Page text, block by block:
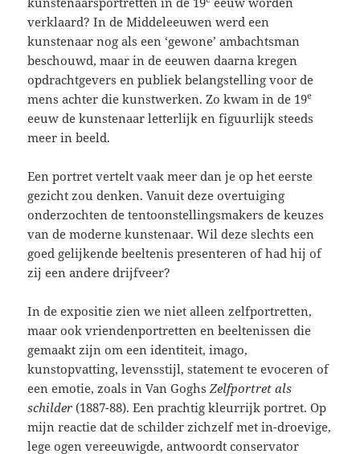
verklaard? In de Middeleeuwen werd een
kunstenaar nog als een ‘gewone’ ambachtsman
beschouwd, maar in de eeuwen daarna kregen
opdrachtgevers en publiek belangstelling voor de
mens achter die kunstwerken. Zo kwam in de 19e
eeuw de kunstenaar letterlijk en figuurlijk steeds
meer in beeld.
Een portret vertelt vaak meer dan je op het eerste
gezicht zou denken. Vanuit deze overtuiging
onderzochten de tentoonstellingsmakers de keuzes
van de moderne kunstenaar. Wil deze slechts een
goed gelijkende beeltenis presenteren of had hij of
zij een andere drijfveer?
In de expositie zien we niet alleen zelfportretten,
maar ook vriendenportretten en beeltenissen die
gemaakt zijn om een identiteit, imago,
kunstopvatting, levensstijl, statement te evoceren of
een emotie, zoals in Van GoghsZelfportret als
schilder (1887-88). Een prachtig kleurrijk portret. Op
mijn reactie dat de schilder zichzelf met in-droevige,
lege ogen vereeuwigde, antwoordt conservator